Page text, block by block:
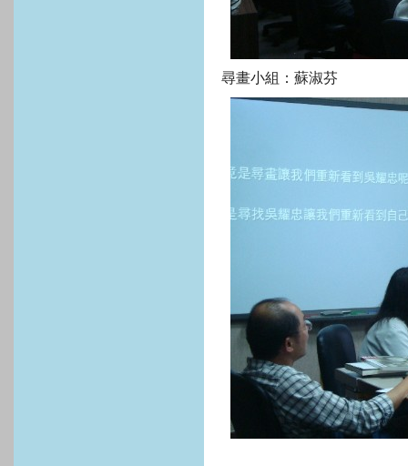
尋畫小組：蘇淑芬